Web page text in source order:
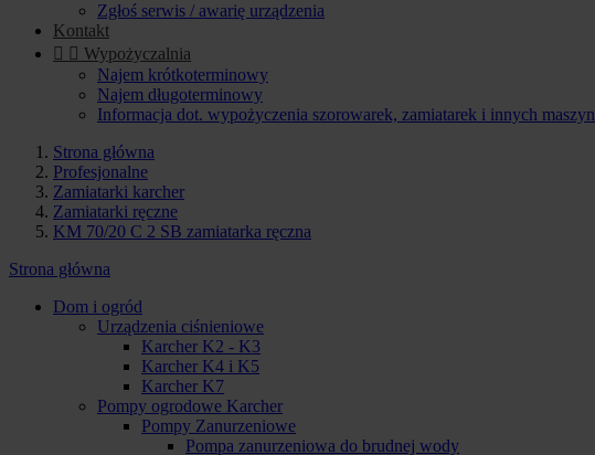
Zgłoś serwis / awarię urządzenia
Kontakt
  Wypożyczalnia
Najem krótkoterminowy
Najem długoterminowy
Informacja dot. wypożyczenia szorowarek, zamiatarek i innych maszyn
Strona główna
Profesjonalne
Zamiatarki karcher
Zamiatarki ręczne
KM 70/20 C 2 SB zamiatarka ręczna
Strona główna
Dom i ogród
Urządzenia ciśnieniowe
Karcher K2 - K3
Karcher K4 i K5
Karcher K7
Pompy ogrodowe Karcher
Pompy Zanurzeniowe
Pompa zanurzeniowa do brudnej wody